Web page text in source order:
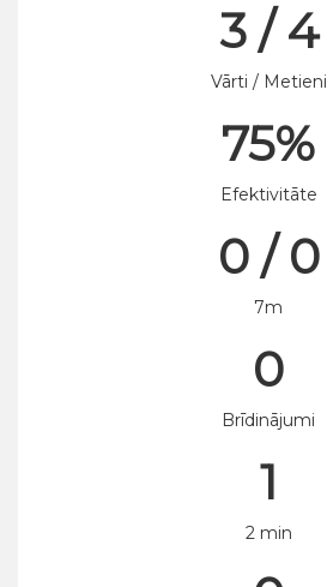
3 / 4
Vārti / Metieni
75%
Efektivitāte
0 / 0
7m
0
Brīdinājumi
1
2 min